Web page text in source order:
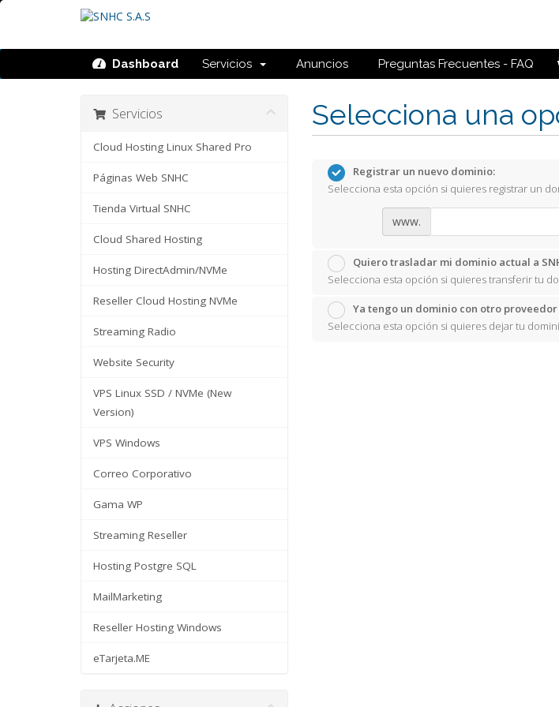
Dashboard Servicios Anuncios Preguntas Frecuentes - FAQ
Selecciona una
Servicios
Cloud Hosting Linux Shared Pro
Páginas Web SNHC
Tienda Virtual SNHC
Cloud Shared Hosting
Hosting DirectAdmin/NVMe
Reseller Cloud Hosting NVMe
Streaming Radio
Website Security
VPS Linux SSD / NVMe (New
Version)
VPS Windows
Correo Corporativo
Gama WP
Streaming Reseller
Hosting Postgre SQL
MailMarketing
Reseller Hosting Windows
eTarjeta.ME
Registrar un nuevo dominio:
Selecciona esta opción si quieres registrar un
www.
Quiero trasladar mi dominio actual a
Selecciona esta opción si quieres transferir tu
Ya tengo un dominio con otro
Selecciona esta opción si quieres dejar tu